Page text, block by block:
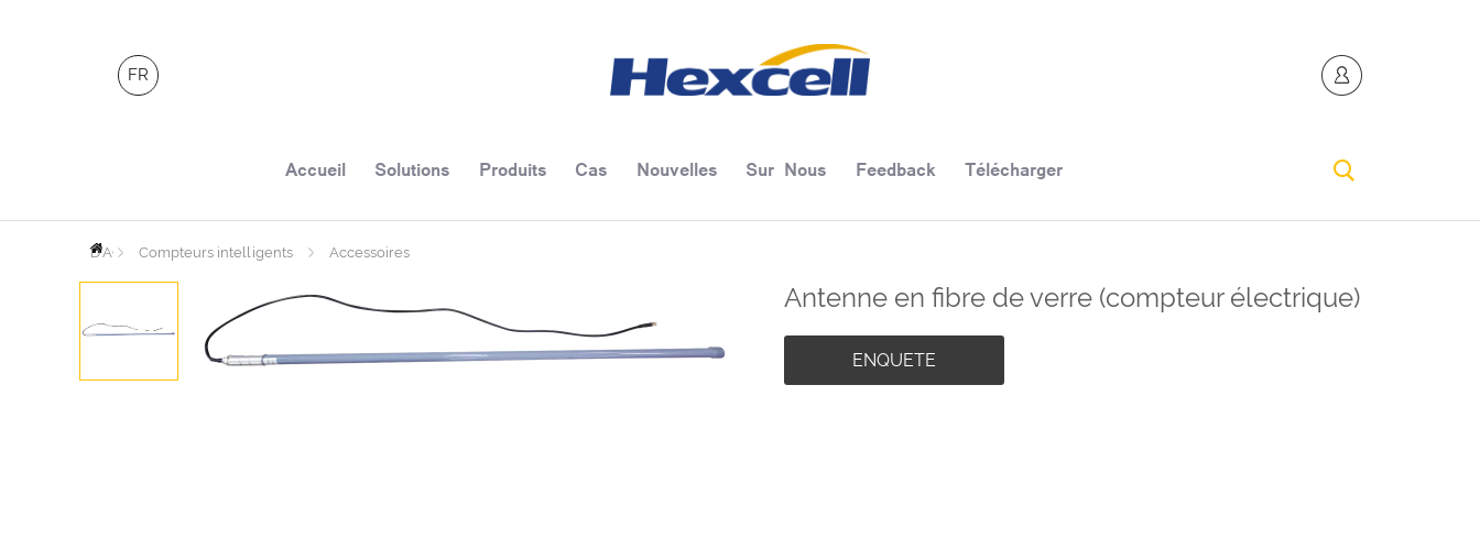
FR
Accueil Solutions Produits Cas Nouvelles Sur Nous Feedback Télécharger
PAGE
D'ACCUEILCompteurs intelligents Accessoires
Antenne en fibre de verre (compteur électrique)
ENQUETE